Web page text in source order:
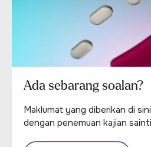
Ada sebarang soalan?
Maklumat yang diberikan di
dengan penemuan kajian